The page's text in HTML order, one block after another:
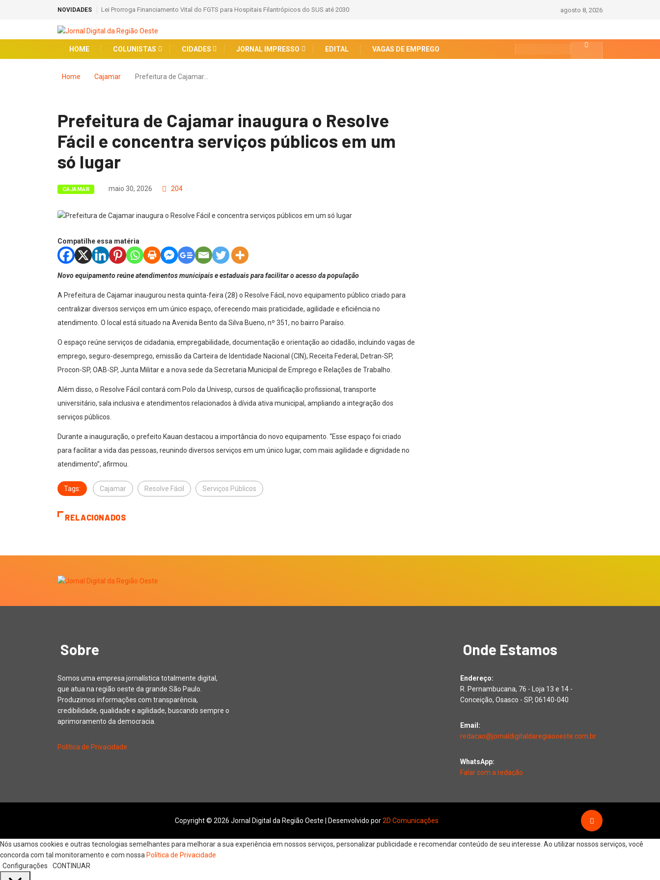
NOVIDADES Lei Prorroga Financiamento Vital do FGTS para Hospitais Filantrópicos do SUS até 2030 agosto 8, 2026
HOME COLUNISTAS CIDADES JORNAL IMPRESSO EDITAL VAGAS DE EMPREGO
Home Cajamar Prefeitura de Cajamar…
Prefeitura de Cajamar inaugura o Resolve
Fácil e concentra serviços públicos em um
só lugar
CAJAMAR maio 30, 2026 204
Compatilhe essa matéria
Novo equipamento reúne atendimentos municipais e estaduais para facilitar o acesso da população
A Prefeitura de Cajamar inaugurou nesta quinta-feira (28) o Resolve Fácil, novo equipamento público criado para
centralizar diversos serviços em um único espaço, oferecendo mais praticidade, agilidade e eficiência no
atendimento. O local está situado na Avenida Bento da Silva Bueno, nº 351, no bairro Paraíso.
O espaço reúne serviços de cidadania, empregabilidade, documentação e orientação ao cidadão, incluindo vagas de
emprego, seguro-desemprego, emissão da Carteira de Identidade Nacional (CIN), Receita Federal, Detran-SP,
Procon-SP, OAB-SP, Junta Militar e a nova sede da Secretaria Municipal de Emprego e Relações de Trabalho.
Além disso, o Resolve Fácil contará com Polo da Univesp, cursos de qualificação profissional, transporte
universitário, sala inclusiva e atendimentos relacionados à dívida ativa municipal, ampliando a integração dos
serviços públicos.
Durante a inauguração, o prefeito Kauan destacou a importância do novo equipamento. “Esse espaço foi criado
para facilitar a vida das pessoas, reunindo diversos serviços em um único lugar, com mais agilidade e dignidade no
atendimento”, afirmou.
Tags: Cajamar Resolve Fácil Serviços Públicos
RELACIONADOS
Sobre
Somos uma empresa jornalística totalmente digital,
que atua na região oeste da grande São Paulo.
Produzimos informações com transparência,
credibilidade, qualidade e agilidade, buscando sempre o
aprimoramento da democracia.
Política de Privacidade
Onde Estamos
Endereço:
R. Pernambucana, 76 - Loja 13 e 14 -
Conceição, Osasco - SP, 06140-040
Email:
redacao@jornaldigitaldaregiaooeste.com.br
WhatsApp:
Falar com a redação
Copyright © 2026 Jornal Digital da Região Oeste | Desenvolvido por2D Comunicações
Nós usamos cookies e outras tecnologias semelhantes para melhorar a sua experiência em nossos serviços, personalizar publicidade e recomendar conteúdo de seu interesse. Ao utilizar nossos serviços, você
concorda com tal monitoramento e com nossa Política de Privacidade
Configurações
CONTINUAR